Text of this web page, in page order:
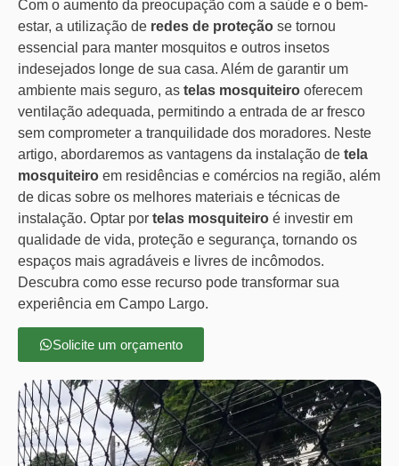
Com o aumento da preocupação com a saúde e o bem-
estar, a utilização de redes de proteção se tornou
essencial para manter mosquitos e outros insetos
indesejados longe de sua casa. Além de garantir um
ambiente mais seguro, as telas mosquiteiro oferecem
ventilação adequada, permitindo a entrada de ar fresco
sem comprometer a tranquilidade dos moradores. Neste
artigo, abordaremos as vantagens da instalação de tela
mosquiteiro em residências e comércios na região, além
de dicas sobre os melhores materiais e técnicas de
instalação. Optar por telas mosquiteiro é investir em
qualidade de vida, proteção e segurança, tornando os
espaços mais agradáveis e livres de incômodos.
Descubra como esse recurso pode transformar sua
experiência em Campo Largo.
Solicite um orçamento